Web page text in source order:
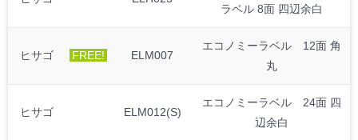
ラベル 8面 四辺余白
ヒサゴ FREE! ELM007
エコノミーラベル 12面 角
丸
ヒサゴ ELM012(S)
エコノミーラベル 24面 四
辺余白